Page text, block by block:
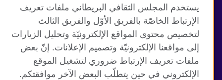
Facebook Twitter
Vimeo TikTok
موقع المجلس الثقافي البريطاني العالمي
يستخدم المجلس الثقافي البريطاني ملفات تعريف
الإرتباط الخاصّة بالفريق الأوّل والفريق الثالث
لتخصيص محتوى المواقع الإلكترونيّة وتحليل الزيارات
إلى مواقعنا الإلكترونيّة وتصميم الإعلانات. إنّ بعض
ملفات تعريف الإرتباط ضروري لتشغيل الموقع
الإلكتروني في حين يتطلّب البعض الآخر موافقتكم.